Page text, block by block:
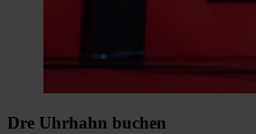
Dre Uhrhahn buchen